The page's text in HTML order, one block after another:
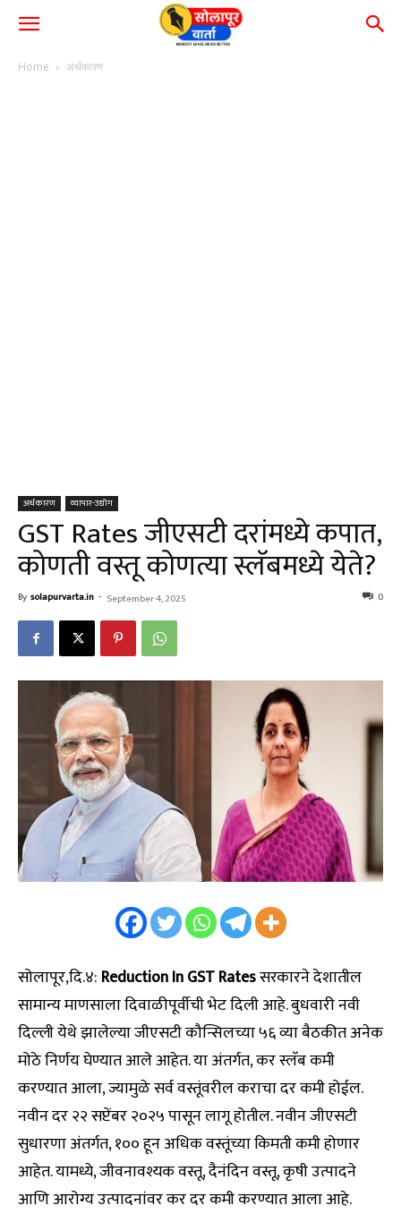
Home अर्थकारण
अर्थकारण व्यापार-उद्योग
GST Rates जीएसटी दरांमध्ये कपात,
कोणती वस्तू कोणत्या स्लॅबमध्ये येते?
By solapurvarta.in - September 4, 2025 0
सोलापूर,दि.४: Reduction In GST Ratesसरकारने देशातील
सामान्य माणसाला दिवाळीपूर्वीची भेट दिली आहे. बुधवारी नवी
दिल्ली येथे झालेल्या जीएसटी कौन्सिलच्या ५६ व्या बैठकीत अनेक
मोठे निर्णय घेण्यात आले आहेत. या अंतर्गत, कर स्लॅब कमी
करण्यात आला, ज्यामुळे सर्व वस्तूंवरील कराचा दर कमी होईल.
नवीन दर २२ सप्टेंबर २०२५ पासून लागू होतील. नवीन जीएसटी
सुधारणा अंतर्गत, १०० हून अधिक वस्तूंच्या किमती कमी होणार
आहेत. यामध्ये, जीवनावश्यक वस्तू, दैनंदिन वस्तू, कृषी उत्पादने
आणि आरोग्य उत्पादनांवर कर दर कमी करण्यात आला आहे.